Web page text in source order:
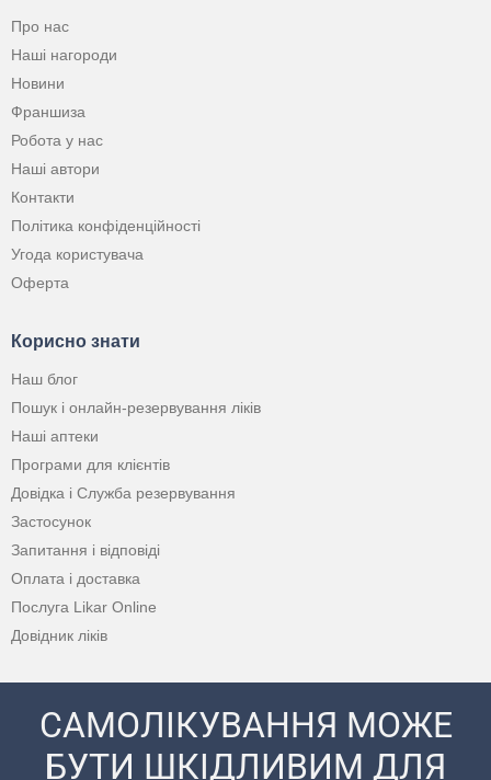
Про нас
Наші нагороди
Новини
Франшиза
Робота у нас
Наші автори
Контакти
Політика конфіденційності
Угода користувача
Оферта
Корисно знати
Наш блог
Пошук і онлайн-резервування ліків
Наші аптеки
Програми для клієнтів
Довідка і Служба резервування
Застосунок
Запитання і відповіді
Оплата і доставка
Послуга Likar Online
Довідник ліків
САМОЛІКУВАННЯ МОЖЕ
БУТИ ШКІДЛИВИМ ДЛЯ